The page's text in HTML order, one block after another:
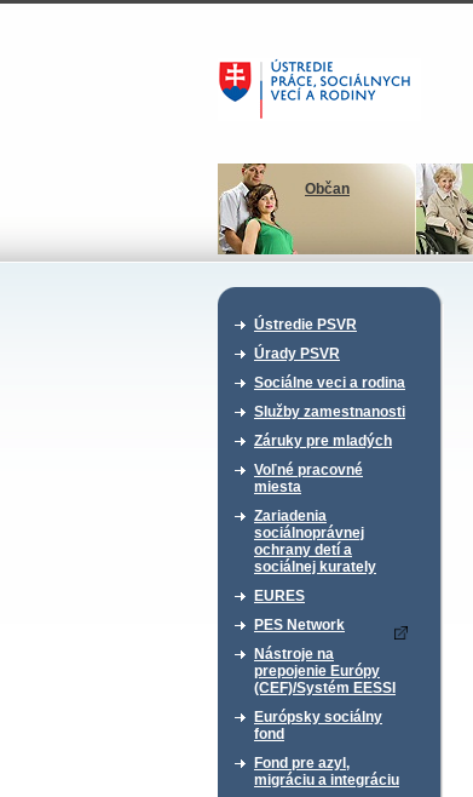
Občan
Ústredie PSVR
Úrady PSVR
Sociálne veci a rodina
Služby zamestnanosti
Záruky pre mladých
Voľné pracovné
miesta
Zariadenia
sociálnoprávnej
ochrany detí a
sociálnej kurately
EURES
PES Network
Nástroje na
prepojenie Európy
(CEF)/Systém EESSI
Európsky sociálny
fond
Fond pre azyl,
migráciu a integráciu